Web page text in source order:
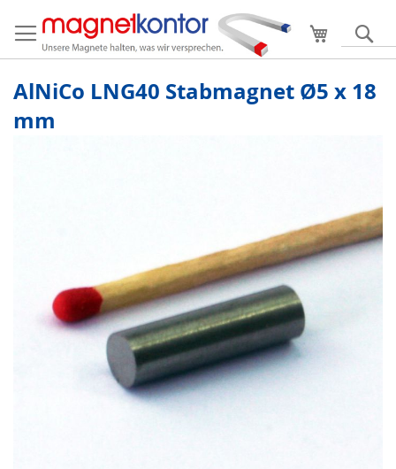
Mein
AlNiCo LNG40 Stabmagnet Ø5 x 18
mm